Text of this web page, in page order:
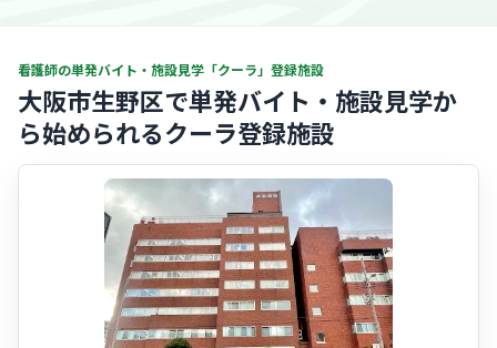
看護師の単発バイト・施設見学「クーラ」登録施設
大阪市生野区で単発バイト・施設見学か
ら始められるクーラ登録施設